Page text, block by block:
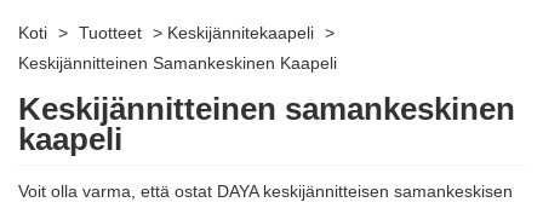
Koti > Tuotteet > Keskijännitekaapeli >
Keskijännitteinen Samankeskinen Kaapeli
Keskijännitteinen samankeskinen
kaapeli
Voit olla varma, että ostat DAYA keskijännitteisen samankeskisen